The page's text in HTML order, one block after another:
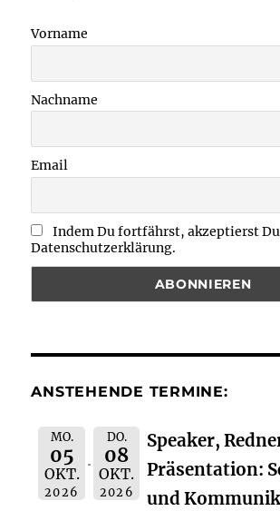
Vorname
Nachname
Email
Indem Du fortfährst, akzeptierst Du
Datenschutzerklärung.
ANSTEHENDE TERMINE:
MO.
05
OKT.
2026
DO.
08
OKT.
2026
Speaker,
Präsentation:
und